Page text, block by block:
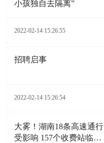
小孩独自去隔离”
2022-02-14 15:26:55
招聘启事
2022-02-14 15:26:54
大雾！湖南18条高速通行
受影响 157个收费站临时